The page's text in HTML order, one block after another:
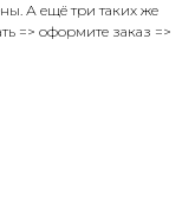
А ещё три таких же
=> оформите заказ =>